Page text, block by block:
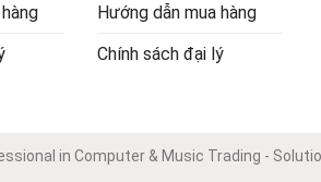
Hướng dẫn mua hàng
Chính sách đại lý
in Computer & Music Trading -